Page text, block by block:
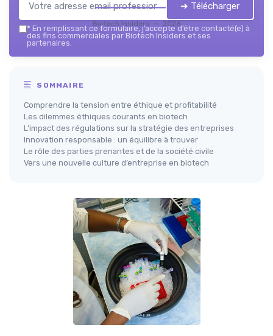
Biotech Insiders — 2026
➔ Télécharger
* En remplissant ce formulaire, j’accepte d’être contacté(e) à
des fins commerciales par Biotech Insiders et ses
partenaires.
SOMMAIRE
Comprendre la tension entre éthique et profitabilité
Les dilemmes éthiques courants en biotech
L’impact des régulations sur la stratégie des entreprises
Innovation responsable : un équilibre à trouver
Le rôle des parties prenantes et de la société civile
Vers une nouvelle culture d’entreprise en biotech